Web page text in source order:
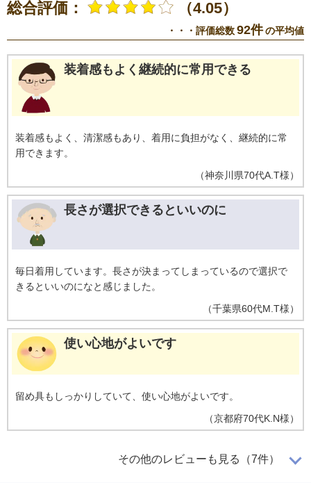
総合評価： （4.05）
・・・評価総数92件の平均値
装着感もよく継続的に常用できる
装着感もよく、清潔感もあり、着用に負担がなく、継続的に常
用できます。
（神奈川県70代A.T様）
長さが選択できるといいのに
毎日着用しています。長さが決まってしまっているので選択で
きるといいのになと感じました。
（千葉県60代M.T様）
使い心地がよいです
留め具もしっかりしていて、使い心地がよいです。
（京都府70代K.N様）
磁気の効果を期待その他のレビューも見る（7件）